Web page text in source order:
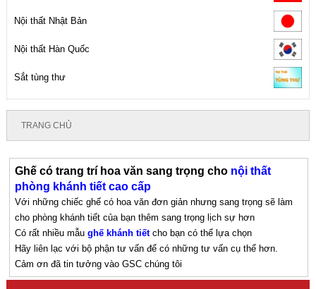
Nội thất Nhật Bản
Nội thất Hàn Quốc
Sắt tùng thư
TRANG CHỦ
Ghế có trang trí hoa văn sang trọng cho nội thất
phòng khánh tiết cao cấp
Với những chiếc ghế có hoa văn đơn giản nhưng sang trọng sẽ làm
cho phòng khánh tiết của bạn thêm sang trọng lịch sự hơn
Có rất nhiều mẫu ghế khánh tiếtcho bạn có thể lựa chọn
Hãy liên lạc với bộ phận tư vấn để có những tư vấn cụ thể hơn.
Cảm ơn đã tin tưởng vào GSC chúng tôi